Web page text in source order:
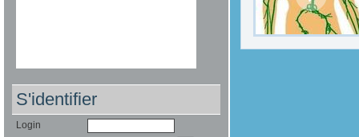
S'identifier
Login